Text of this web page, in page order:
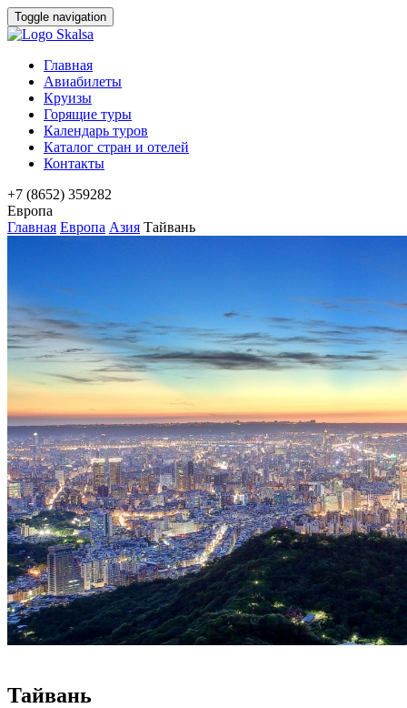
Toggle navigation
Главная
Авиабилеты
Круизы
Горящие туры
Календарь туров
Каталог стран и отелей
Контакты
+7 (8652) 359282
Европа
Главная Европа Азия Тайвань
Тайвань